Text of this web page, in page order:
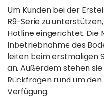
Um Kunden bei der
R9-Serie zu
Hotline eingerichtet.
Inbetriebnahme des
leiten beim erstmaligen
an. Außerdem stehen
Rückfragen rund um den
Verfügung.